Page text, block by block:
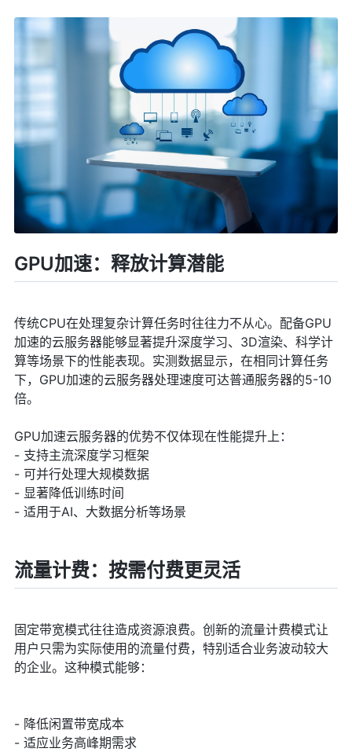
GPU加速：释放计算潜能
传统CPU在处理复杂计算任务时往往力不从心。配备GPU
加速的云服务器能够显著提升深度学习、3D渲染、科学计
算等场景下的性能表现。实测数据显示，在相同计算任务
下，GPU加速的云服务器处理速度可达普通服务器的5-10
倍。
GPU加速云服务器的优势不仅体现在性能提升上：
- 支持主流深度学习框架
- 可并行处理大规模数据
- 显著降低训练时间
- 适用于AI、大数据分析等场景
流量计费：按需付费更灵活
固定带宽模式往往造成资源浪费。创新的流量计费模式让
用户只需为实际使用的流量付费，特别适合业务波动较大
的企业。这种模式能够：
- 降低闲置带宽成本
- 适应业务高峰期需求